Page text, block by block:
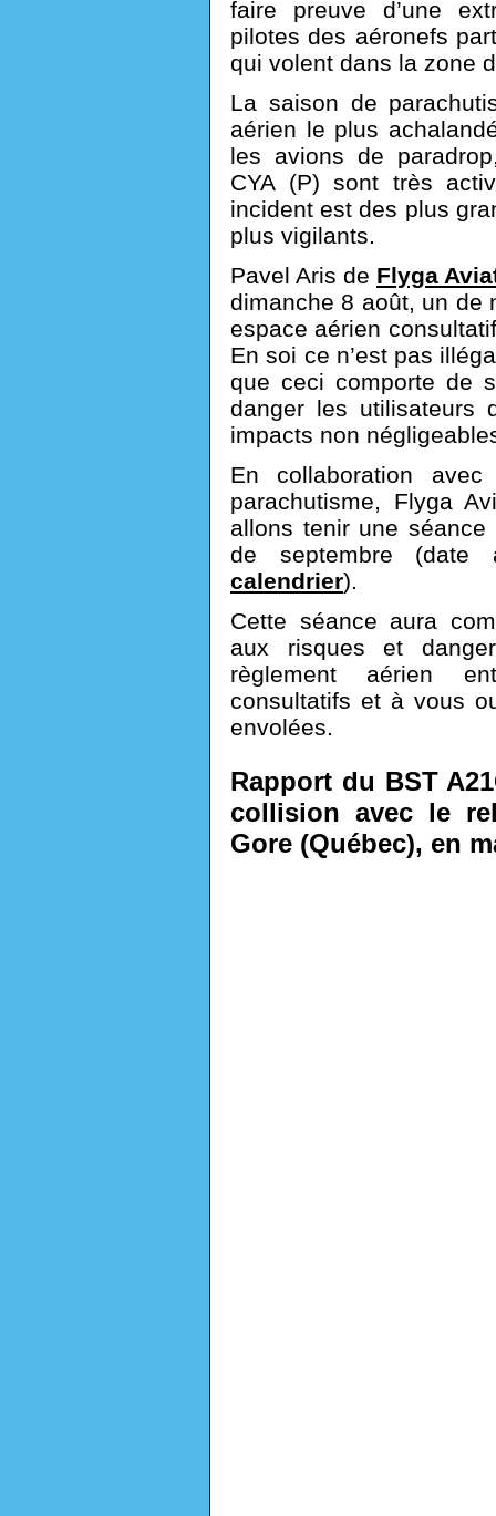
faire preuve d’une
pilotes des aéronefs
qui volent dans la zone
La saison de
aérien le plus
les avions de
CYA (P) sont très
incident est des plus
plus vigilants.
Pavel Aris de Flyga
dimanche 8 août, un de
espace aérien
En soi ce n’est pas
que ceci comporte de
danger les utilisateurs
impacts non
En collaboration
parachutisme, Flyga
allons tenir une séance
de septembre (date
calendrier).
Cette séance aura
aux risques et
règlement aérien
consultatifs et à vous
envolées.
Rapport du BST
collision avec le
Gore (Québec), en